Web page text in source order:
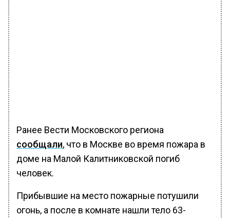
Ранее Вести Московского региона
сообщали, что в Москве во время пожара в
доме на Малой Калитниковской погиб
человек.
Прибывшие на место пожарные потушили
огонь, а после в комнате нашли тело 63-